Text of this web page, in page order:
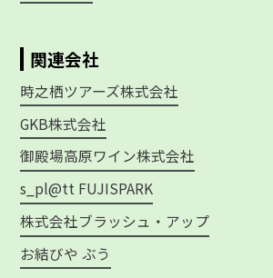
関連会社
時之栖ツアーズ株式会社
GKB株式会社
御殿場高原ワイン株式会社
s_pl@tt FUJISPARK
株式会社ブラッシュ・アップ
お結びや ぶう